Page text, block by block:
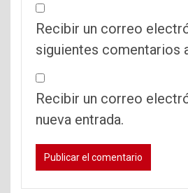
Recibir un correo
siguientes comentarios
Recibir un correo
nueva entrada.